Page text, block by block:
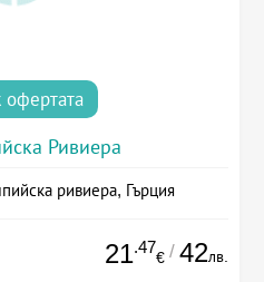
офертата
Ривиера
ривиера, Гърция
21.47
€ / 42лв.